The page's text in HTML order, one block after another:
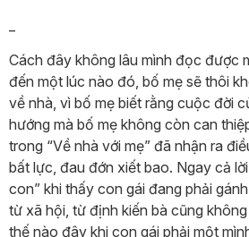
Cách đây không lâu mình đọc được
đến một lúc nào đó, bố mẹ sẽ thôi
về nhà, vì bố mẹ biết rằng cuộc đời
hướng mà bố mẹ không còn can
trong “Về nhà với mẹ” đã nhận ra
bất lực, đau đớn xiết bao. Ngay cả
con” khi thấy con gái đang phải
từ xã hội, từ định kiến bà cũng
thế nào đây khi con gái phải một